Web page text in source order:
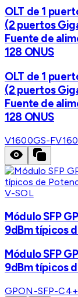
OLT de 1
(2 puertos
Fuente de
128 ONUS
OLT de 1
(2 puertos
Fuente de
128 ONUS
V1600GS-F
V-SOL
Módulo SFP
9dBm típicos
Módulo SFP
9dBm típicos
GPON-SFP-C4+